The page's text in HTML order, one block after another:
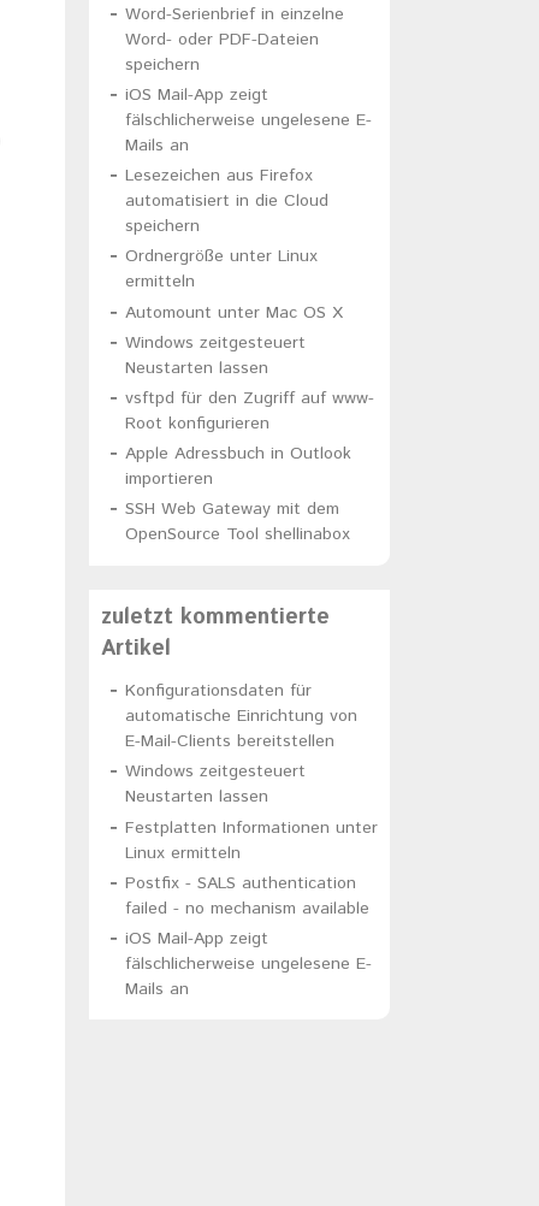
Word-Serienbrief in einzelne
Word- oder PDF-Dateien
speichern
iOS Mail-App zeigt
fälschlicherweise ungelesene E-
Mails an
Lesezeichen aus Firefox
automatisiert in die Cloud
speichern
Ordnergröße unter Linux
ermitteln
Automount unter Mac OS X
Windows zeitgesteuert
Neustarten lassen
vsftpd für den Zugriff auf www-
Root konfigurieren
Apple Adressbuch in Outlook
importieren
SSH Web Gateway mit dem
OpenSource Tool shellinabox
zuletzt kommentierte
Artikel
Konfigurationsdaten für
automatische Einrichtung von
E-Mail-Clients bereitstellen
Windows zeitgesteuert
Neustarten lassen
Festplatten Informationen unter
Linux ermitteln
Postfix - SALS authentication
failed - no mechanism available
iOS Mail-App zeigt
fälschlicherweise ungelesene E-
Mails an